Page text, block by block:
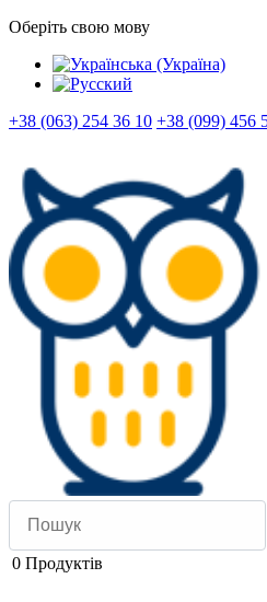
Оберіть свою мову
+38 (063) 254 36 10 +38 (099) 456
0 Продуктів